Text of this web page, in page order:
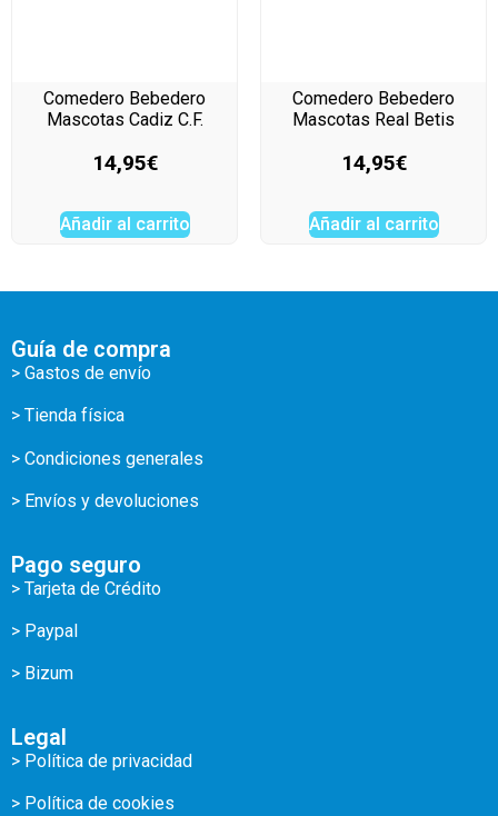
Comedero Bebedero
Mascotas Cadiz C.F.
14,95€
Añadir al carrito
Comedero Bebedero
Mascotas Real Betis
14,95€
Añadir al carrito
Guía de compra
> Gastos de envío
> Tienda física
> Condiciones generales
> Envíos y devoluciones
Pago seguro
> Tarjeta de Crédito
> Paypal
> Bizum
Legal
> Política de privacidad
> Política de cookies